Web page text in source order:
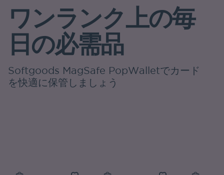
ワンランク上の毎
日の必需品
Softgoods MagSafe PopWalletでカード
を快適に保管しましょう